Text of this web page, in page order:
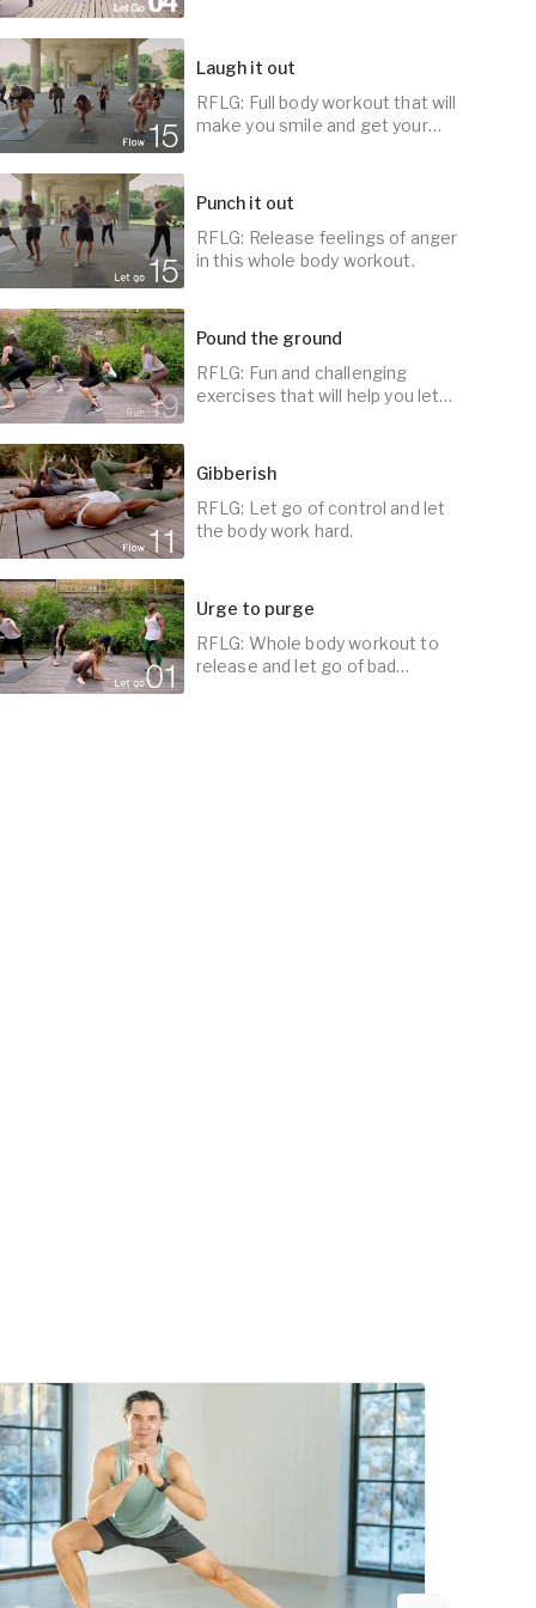
5min
min
Laugh it out
RFLG: Full body workout that will
make you smile and get your
5min
Punch it out
RFLG: Release feelings of anger
in this whole body workout.
5min
Pound the ground
RFLG: Fun and challenging
exercises that will help you let
5min
Gibberish
RFLG: Let go of control and let
the body work hard.
Urge to purge
RFLG: Whole body workout to
release and let go of bad